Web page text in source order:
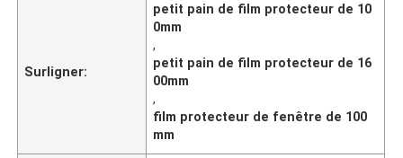
Surligner:
petit pain de film protecteur de 10
0mm
,
petit pain de film protecteur de 16
00mm
,
film protecteur de fenêtre de 100
mm